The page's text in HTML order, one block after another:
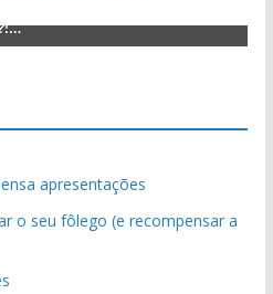
apresentações
o seu fôlego (e recompensar a